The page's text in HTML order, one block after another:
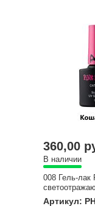
360,00
В наличии
008 Гель-лак
Артикул: